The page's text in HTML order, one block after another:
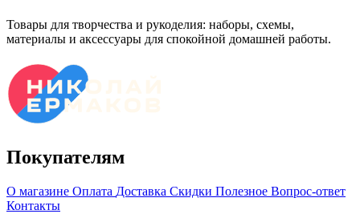
Товары для творчества и рукоделия: наборы, схемы,
материалы и аксессуары для спокойной домашней работы.
Покупателям
О магазине Оплата Доставка Скидки Полезное Вопрос-ответ
Контакты